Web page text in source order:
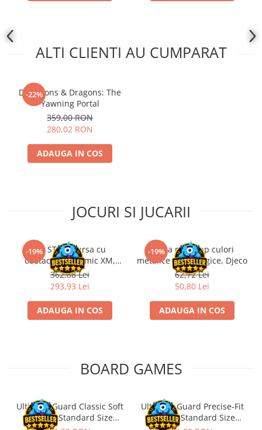
ALTI CLIENTI AU CUMPARAT
-22%
Dungeons & Dragons: The
Yawning Portal
359,00 RON
280,02 RON
ADAUGA IN COS
JOCURI SI JUCARII
-19%Kit STEM Cursa cu
obstacole Dynamic XM,
Fischertechnik
362,88 Lei
293,93 Lei
ADAUGA IN COS
-19%
Trusa make-up culori
metalice non alergice, Djeco
62,72 Lei
50,80 Lei
ADAUGA IN COS
BOARD GAMES
Ultimate Guard Classic Soft
Sleeves Standard Size
Ultimate Guard Precise-Fit
Sleeves Standard Size